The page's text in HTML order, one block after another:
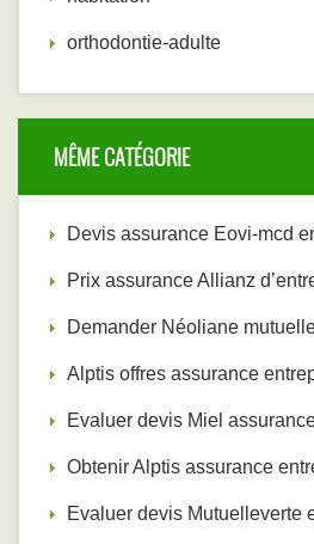
orthodontie-adulte
MÊME CATÉGORIE
Devis assurance Eovi-mcd
Prix assurance Allianz
Demander Néoliane
Alptis offres assurance
Evaluer devis Miel
Obtenir Alptis assurance
Evaluer devis Mutuelleverte